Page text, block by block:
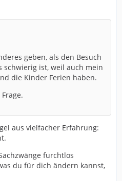
geben, als den Besuch
schwierig ist, weil auch mein
die Kinder Ferien haben.
aus vielfacher Erfahrung:
furchtlos
du für dich ändern kannst,